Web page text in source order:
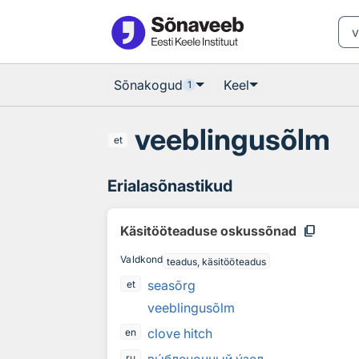
Sõnakogud 1 Keel
et veeblingusõlm
Erialasõnastikud
Käsitööteaduse oskussõnad content_copy
Valdkond teadus, käsitööteadus
et
seasõrg
veeblingusõlm
en clove hitch